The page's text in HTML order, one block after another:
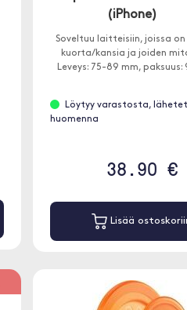
(iPhone)
Soveltuu laitteisiin, joissa
kuorta/kansia ja joiden
Leveys: 75-89 mm, paksuus:
Löytyy varastosta,
huomenna
38.90 €
Lisää